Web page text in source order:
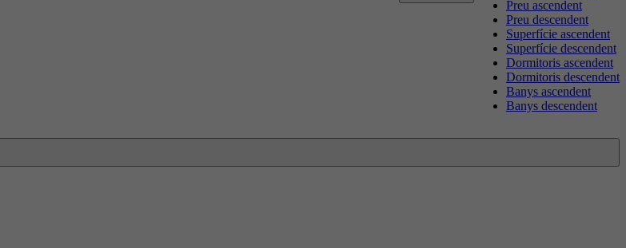
Preu ascendent
Preu descendent
Superfície ascendent
Superfície descendent
Dormitoris ascendent
Dormitoris descendent
Banys ascendent
Banys descendent